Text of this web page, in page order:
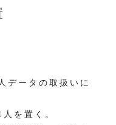
データの取扱いに
を置く。